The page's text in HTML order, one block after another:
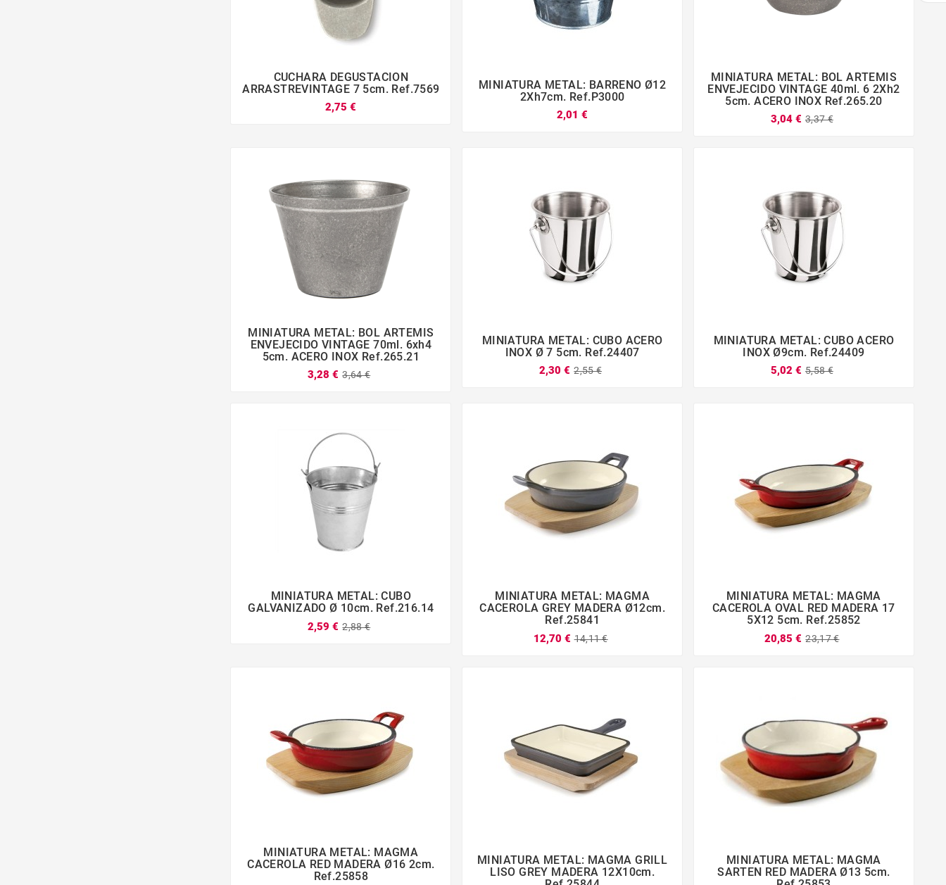
   
CUCHARA DEGUSTACION
ARRASTREVINTAGE 7 5cm. Ref.7569
2,75 €
   
MINIATURA METAL: BARRENO Ø12
2Xh7cm. Ref.P3000
2,01 €
   
MINIATURA METAL: BOL ARTEMIS
ENVEJECIDO VINTAGE 40ml. 6 2Xh2
5cm. ACERO INOX Ref.265.20
3,04 € 3,37 €
   
MINIATURA METAL: BOL ARTEMIS
ENVEJECIDO VINTAGE 70ml. 6xh4
5cm. ACERO INOX Ref.265.21
3,28 € 3,64 €
   
MINIATURA METAL: CUBO ACERO
INOX Ø 7 5cm. Ref.24407
2,30 € 2,55 €
   
MINIATURA METAL: CUBO ACERO
INOX Ø9cm. Ref.24409
5,02 € 5,58 €
   
MINIATURA METAL: CUBO
GALVANIZADO Ø 10cm. Ref.216.14
2,59 € 2,88 €
   
MINIATURA METAL: MAGMA
CACEROLA GREY MADERA Ø12cm.
Ref.25841
12,70 € 14,11 €
   
MINIATURA METAL: MAGMA
CACEROLA OVAL RED MADERA 17
5X12 5cm. Ref.25852
20,85 € 23,17 €
   
MINIATURA METAL: MAGMA
CACEROLA RED MADERA Ø16 2cm.
Ref.25858
   
MINIATURA METAL: MAGMA GRILL
LISO GREY MADERA 12X10cm.
   
MINIATURA METAL: MAGMA
SARTEN RED MADERA Ø13 5cm.